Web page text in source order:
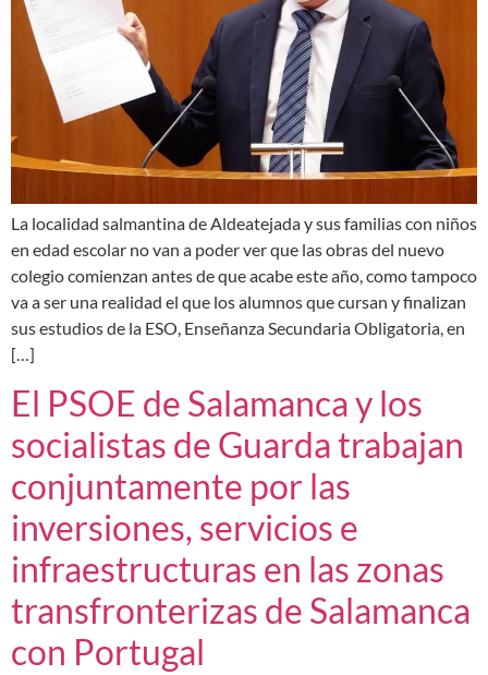
La localidad salmantina de Aldeatejada y sus familias con niños
en edad escolar no van a poder ver que las obras del nuevo
colegio comienzan antes de que acabe este año, como tampoco
va a ser una realidad el que los alumnos que cursan y finalizan
sus estudios de la ESO, Enseñanza Secundaria Obligatoria, en
[…]
El PSOE de Salamanca y los
socialistas de Guarda trabajan
conjuntamente por las
inversiones, servicios e
infraestructuras en las zonas
transfronterizas de Salamanca
con Portugal